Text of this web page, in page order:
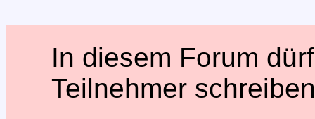
In diesem Forum
Teilnehmer